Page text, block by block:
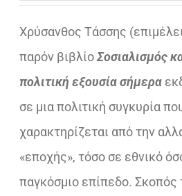
€29,68.
τιμή
είναι:
Χρύσανθος Τάσσης
παρόν βιβλίοΣοσιαλισμός
πολιτική εξουσία σήμερα
σε μια πολιτική συγκυρία
χαρακτηρίζεται από την
«εποχής», τόσο σε εθνικό
παγκόσμιο επίπεδο. Σκοπός